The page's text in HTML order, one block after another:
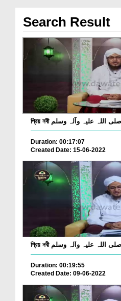
Search Result
Duration: 00:17:07
Created Date: 15-06-2022
Duration: 00:19:55
Created Date: 09-06-2022